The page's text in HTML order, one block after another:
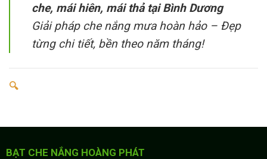
che, mái hiên, mái thả tại Bình Dương
Giải pháp che nắng mưa hoàn hảo – Đẹp
từng chi tiết, bền theo năm tháng!
🔍
BẠT CHE NẮNG HOÀNG PHÁT